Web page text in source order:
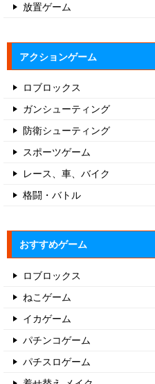
放置ゲーム
アクションゲーム
ロブロックス
ガンシューティング
防衛シューティング
スポーツゲーム
レース、車、バイク
格闘・バトル
おすすめゲーム
ロブロックス
ねこゲーム
イカゲーム
パチンコゲーム
パチスロゲーム